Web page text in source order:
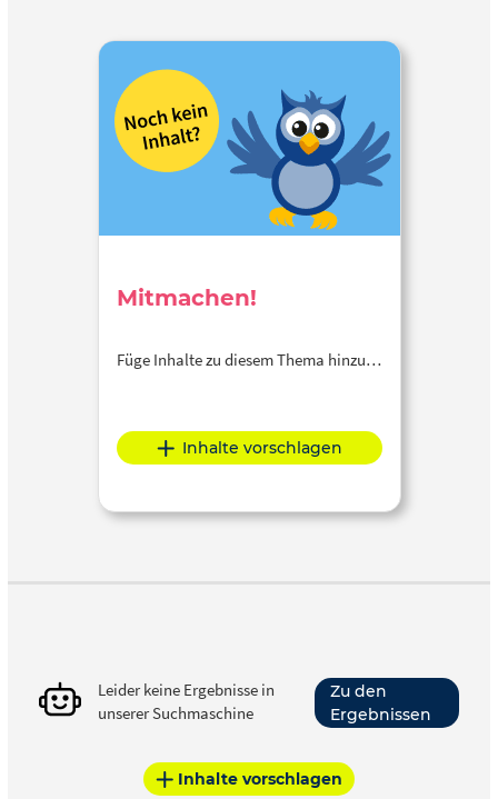
Mitmachen!
Füge Inhalte zu diesem Thema hinzu…
Inhalte vorschlagen
Leider keine Ergebnisse in
unserer Suchmaschine
Zu den
Ergebnissen
Inhalte vorschlagen